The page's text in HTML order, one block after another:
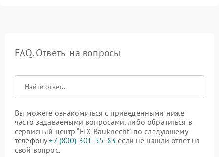
FAQ. Ответы на вопросы
Вы можете ознакомиться с приведенными ниже
часто задаваемыми вопросами, либо обратиться в
сервисный центр “FIX-Bauknecht” по следующему
телефону+7 (800) 301-55-83 если не нашли ответ на
свой вопрос.